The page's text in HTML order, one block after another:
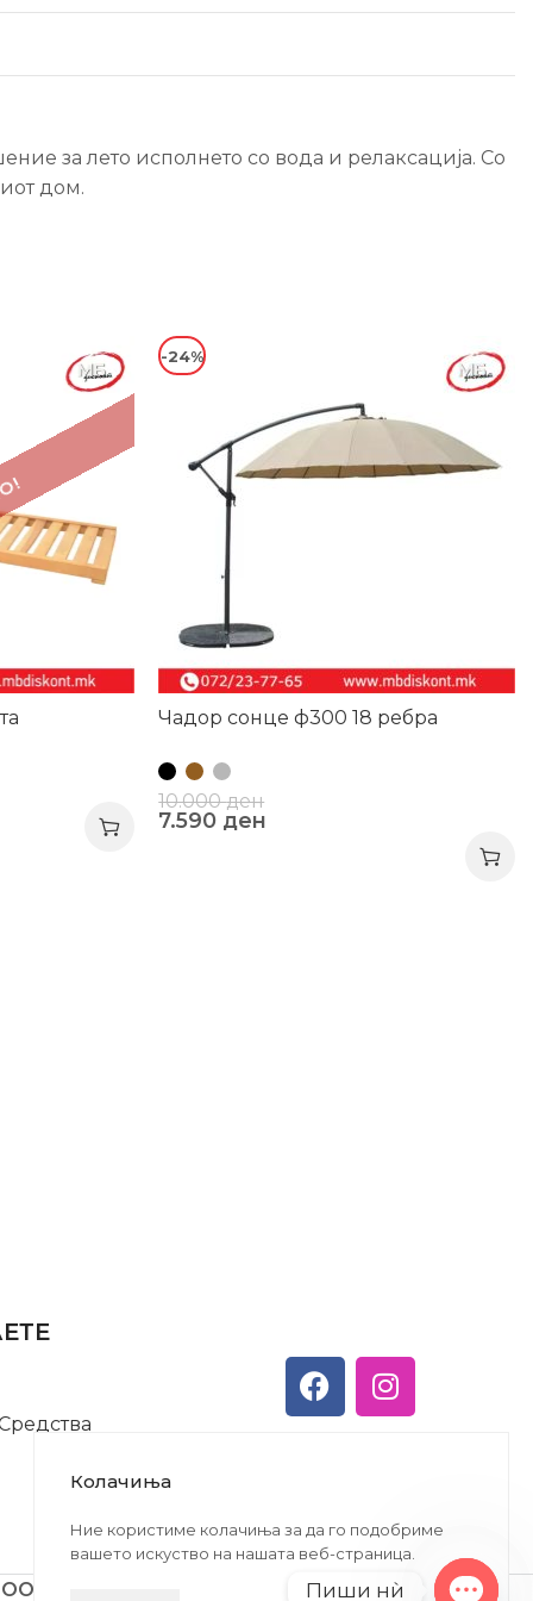
за лето исполнето со вода и релаксација. Со
дом.
-24%
Чадор сонце ф300 18 ребра
10.000ден
7.590 ден
Колачиња
Ние користиме колачиња за да го подобриме
вашето искуство на нашата веб-страница.
Пиши нѝ